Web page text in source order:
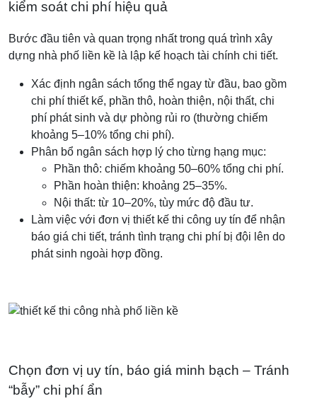
kiểm soát chi phí hiệu quả
Bước đầu tiên và quan trọng nhất trong quá trình xây
dựng nhà phố liền kề là lập kế hoạch tài chính chi tiết.
Xác định ngân sách tổng thể ngay từ đầu, bao gồm
chi phí thiết kế, phần thô, hoàn thiện, nội thất, chi
phí phát sinh và dự phòng rủi ro (thường chiếm
khoảng 5–10% tổng chi phí).
Phân bổ ngân sách hợp lý cho từng hạng mục:
Phần thô: chiếm khoảng 50–60% tổng chi phí.
Phần hoàn thiện: khoảng 25–35%.
Nội thất: từ 10–20%, tùy mức độ đầu tư.
Làm việc với đơn vị thiết kế thi công uy tín để nhận
báo giá chi tiết, tránh tình trạng chi phí bị đội lên do
phát sinh ngoài hợp đồng.
Chọn đơn vị uy tín, báo giá minh bạch – Tránh
“bẫy” chi phí ẩn